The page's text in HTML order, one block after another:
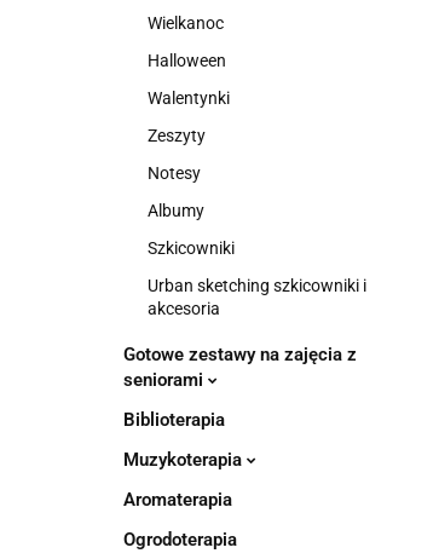
Wielkanoc
Halloween
Walentynki
Zeszyty
Notesy
Albumy
Szkicowniki
Urban sketching szkicowniki i
akcesoria
Gotowe zestawy na zajęcia z
seniorami
Biblioterapia
Muzykoterapia
Aromaterapia
Ogrodoterapia